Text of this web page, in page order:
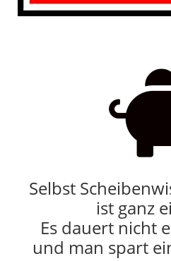
Selbst
ist ganz
Es dauert nicht
und man spart